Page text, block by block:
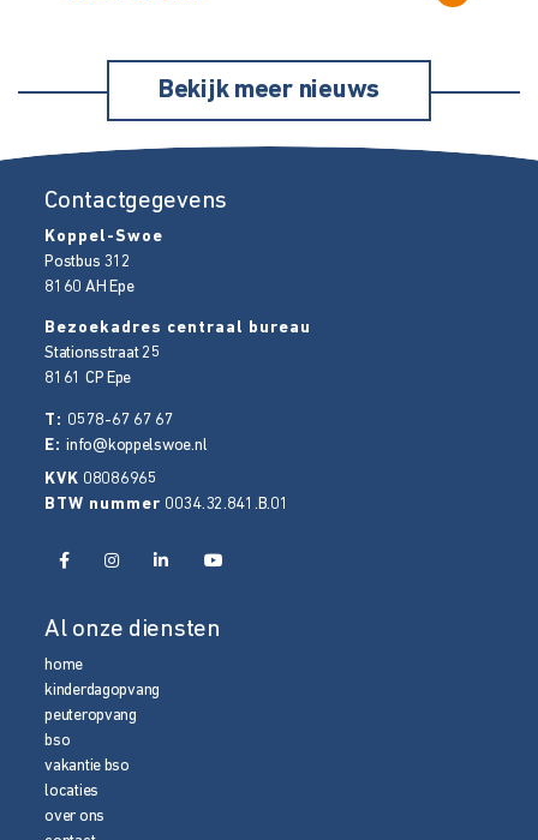
Bekijk meer nieuws
Contactgegevens
Koppel-Swoe
Postbus 312
8160 AH Epe
Bezoekadres centraal bureau
Stationsstraat 25
8161 CPEpe
T: 0578-67 67 67
E:info@koppelswoe.nl
KVK 08086965
BTW nummer 0034.32.841.B.01
Al onze diensten
home
kinderdagopvang
peuteropvang
bso
vakantie bso
locaties
over ons